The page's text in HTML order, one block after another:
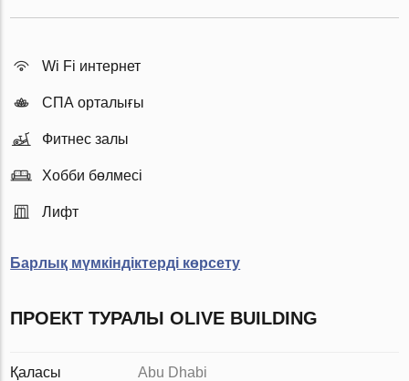
Wi Fi интернет
СПА орталығы
Фитнес залы
Хобби бөлмесі
Лифт
Барлық мүмкіндіктерді көрсету
ПРОЕКТ ТУРАЛЫ OLIVE BUILDING
Қаласы Abu Dhabi